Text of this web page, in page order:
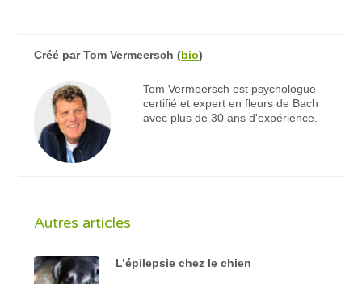
Créé parTom Vermeersch (bio)
Tom Vermeersch est psychologue
certifié et expert en fleurs de Bach
avec plus de 30 ans d'expérience.
Autres articles
L’épilepsie chez le chien